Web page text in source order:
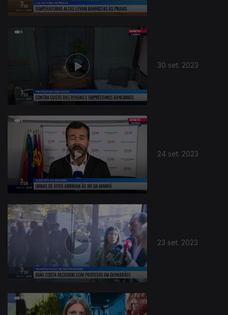
30 set. 2023
24 set. 2023
23 set. 2023